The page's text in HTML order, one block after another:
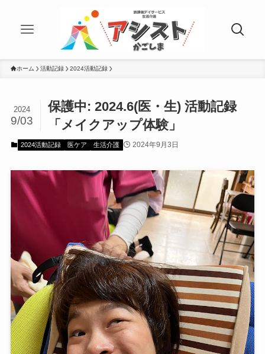
ホーム 活動記録 2024活動記録
保護中: 2024.6(医・生) 活動記録
「メイクアップ体験」
2024
9/03
2024活動記録 医ケア 生活介護 2024年9月3日